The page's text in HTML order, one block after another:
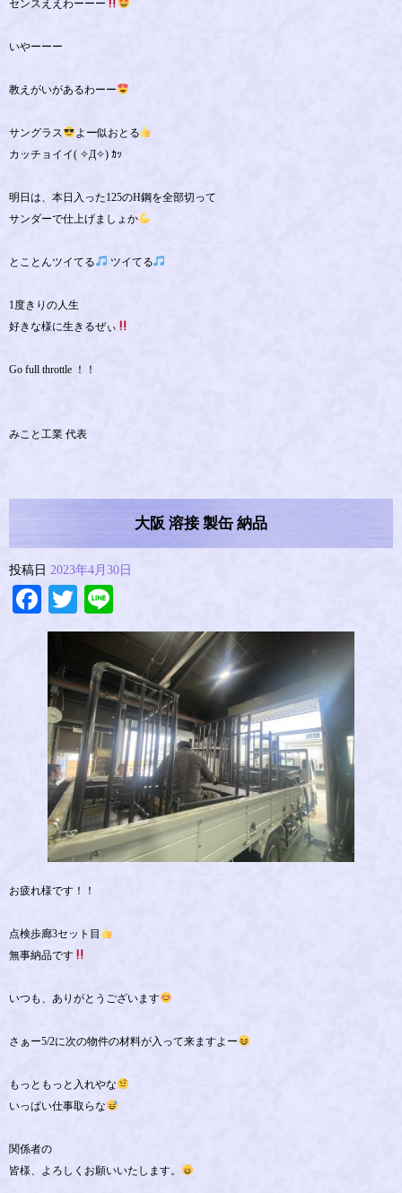
センスええわーーー
いやーーー
教えがいがあるわーー
サングラス
よー似おとる
カッチョイイ( ✧Д✧) ｶｯ
明日は、本日入った125のH鋼を全部切って
サンダーで仕上げましょか
とことんツイてる ツイてる
1度きりの人生
好きな様に生きるぜぃ
Go full throttle ！！
みこと工業 代表
大阪 溶接 製缶 納品
投稿日 2023年4月30日
Facebook
Twitter
お疲れ様です！！
点検歩廊3セット目
無事納品です
いつも、ありがとうございます
さぁー5/2に次の物件の材料が入って来ますよー
もっともっと入れやな
いっぱい仕事取らな
関係者の
皆様、よろしくお願いいたします。